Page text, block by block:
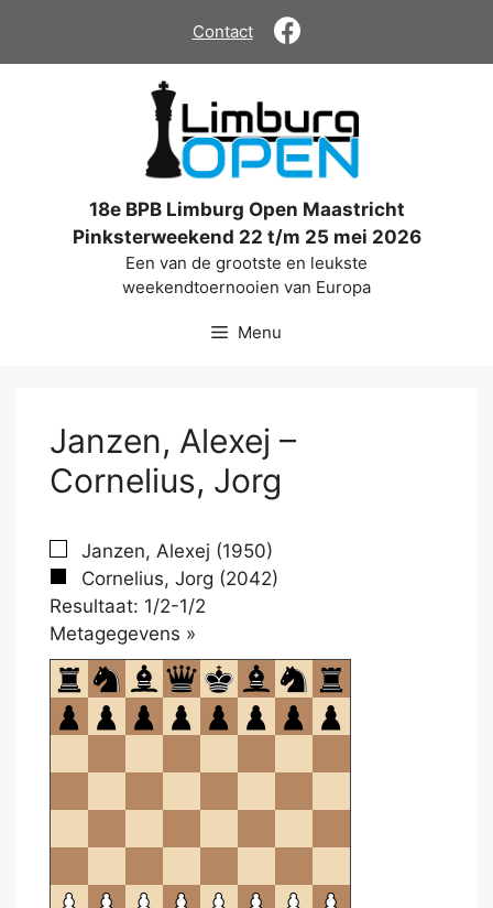
de
Contact
18e BPB Limburg Open Maastricht
Pinksterweekend 22 t/m 25 mei 2026
Een van de grootste en leukste
weekendtoernooien van Europa
Menu
Janzen, Alexej –
Cornelius, Jorg
Janzen, Alexej (1950)
Cornelius, Jorg (2042)
Resultaat: 1/2-1/2
Metagegevens »
om
te
openen.